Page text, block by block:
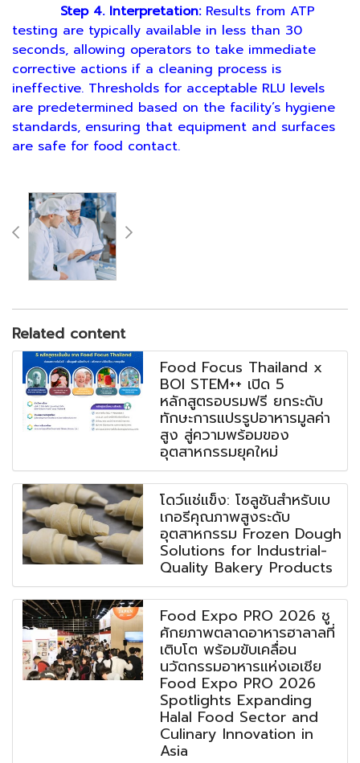
Step 4. Interpretation:Results from ATP
testing are typically available in less than 30
seconds, allowing operators to take immediate
corrective actions if a cleaning process is
ineffective. Thresholds for acceptable RLU levels
are predetermined based on the facility’s hygiene
standards, ensuring that equipment and surfaces
are safe for food contact.
Related content
Food Focus Thailand x
BOI STEM++ เปิด 5
หลักสูตรอบรมฟรี ยกระดับ
ทักษะการแปรรูปอาหารมูลค่า
สูง สู่ความพร้อมของ
อุตสาหกรรมยุคใหม่
โดว์แช่แข็ง: โซลูชันสำหรับเบ
เกอรีคุณภาพสูงระดับ
อุตสาหกรรม Frozen Dough
Solutions for Industrial-
Quality Bakery Products
Food Expo PRO 2026 ชู
ศักยภาพตลาดอาหารฮาลาลที่
เติบโต พร้อมขับเคลื่อน
นวัตกรรมอาหารแห่งเอเชีย
Food Expo PRO 2026
Spotlights Expanding
Halal Food Sector and
Culinary Innovation in
Asia